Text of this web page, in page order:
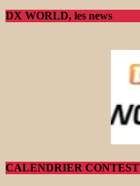
DX WORLD, les news
CALENDRIER CONTEST